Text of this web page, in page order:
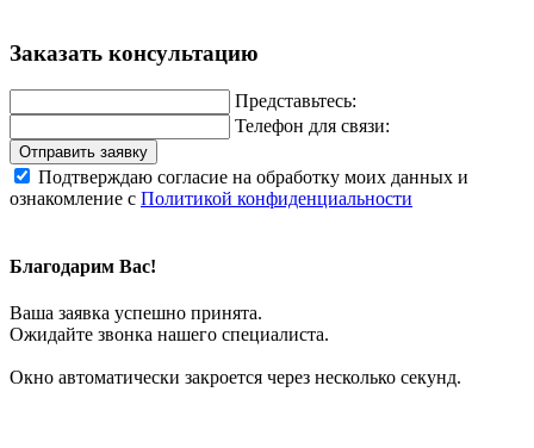
Заказать консультацию
Представьтесь:
Телефон для связи:
Отправить заявку
Подтверждаю согласие на обработку моих данных и
ознакомление с Политикой конфиденциальности
Благодарим Вас!
Ваша заявка успешно принята.
Ожидайте звонка нашего специалиста.
Окно автоматически закроется через несколько секунд.